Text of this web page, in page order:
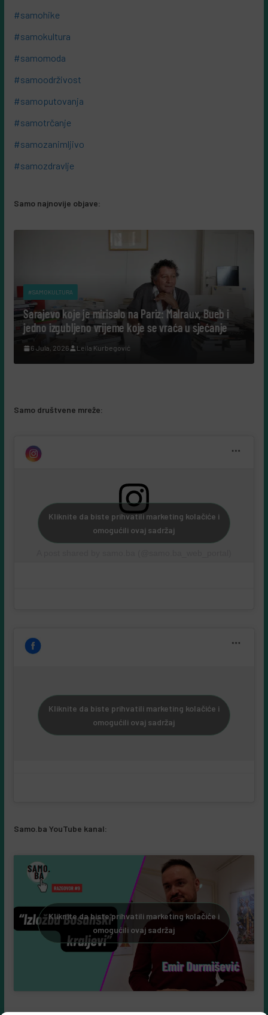
#samohike
#samokultura
#samomoda
#samoodrživost
#samoputovanja
#samotrčanje
#samozanimljivo
#samozdravlje
Samo najnovije objave:
#SAMOKULTURA
Sarajevo koje je mirisalo na Pariz: Malraux, Bueb i
jedno izgubljeno vrijeme koje se vraća u sjećanje
6 Jula, 2026 Leila Kurbegović
Samo društvene mreže:
Kliknite da biste prihvatili marketing kolačiće i
omogućili ovaj sadržaj
Kliknite da biste prihvatili marketing kolačiće i
omogućili ovaj sadržaj
Samo.ba YouTube kanal:
Kliknite da biste prihvatili marketing kolačiće i
omogućili ovaj sadržaj